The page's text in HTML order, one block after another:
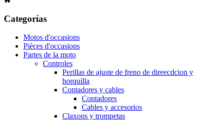
Categorías
Motos d'occasions
Pièces d'occasions
Partes de la moto
Controles
Perillas de ajuste de freno de direecdcion y
horquilla
Contadores y cables
Contadores
Cables y accesorios
Claxons y trompetas